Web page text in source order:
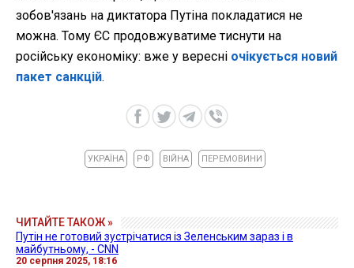
зобов'язань на диктатора Путіна покладатися не
можна. Тому ЄС продовжуватиме тиснути на
російську економіку: вже у вересні очікується новий
пакет санкцій.
УКРАЇНА РФ ВІЙНА ПЕРЕМОВИНИ
ЧИТАЙТЕ ТАКОЖ »
Путін не готовий зустрічатися із Зеленським зараз і в
майбутньому, - CNN
20 серпня 2025, 18:16